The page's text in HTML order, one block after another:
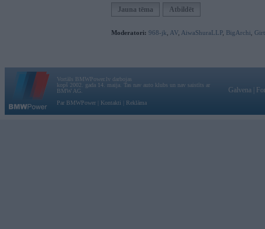
Jauna tēma Atbildēt
Moderatori: 968-jk AV AiwaShuraLLP, BigArchi
Vortāls BMWPower.lv darbojas
kopš 2002. gada 14. maija. Tas nav auto klubs un nav saistīts ar
BMW AG.
Par BMWPower
Kontakti Reklāma
Galvena